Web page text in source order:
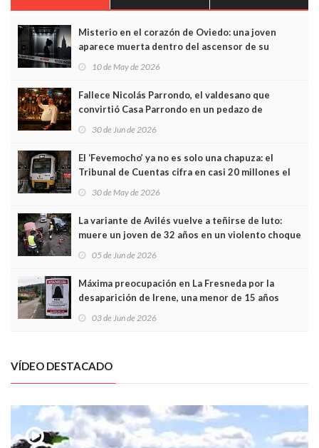
Misterio en el corazón de Oviedo: una joven
aparece muerta dentro del ascensor de su
10 de May de 2026
Fallece Nicolás Parrondo, el valdesano que
convirtió Casa Parrondo en un pedazo de
30 de Jun de 2026
El ‘Fevemocho’ ya no es solo una chapuza: el
Tribunal de Cuentas cifra en casi 20 millones el
30 de May de 2026
La variante de Avilés vuelve a teñirse de luto:
muere un joven de 32 años en un violento choque
05 de Jun de 2026
Máxima preocupación en La Fresneda por la
desaparición de Irene, una menor de 15 años
03 de Jun de 2026
VÍDEO DESTACADO